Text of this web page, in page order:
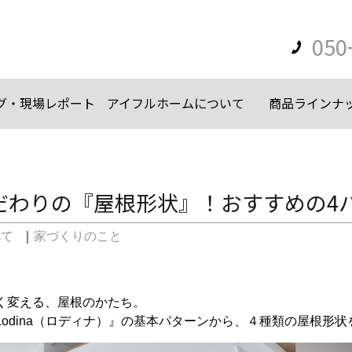
・現場レポート アイフルホームについて 商品ラインナ
りの『屋根形状』！おすすめの4
家づくりのこと
える、屋根のかたち。
（ロディナ）』の基本パターンから、４種類の屋根形状